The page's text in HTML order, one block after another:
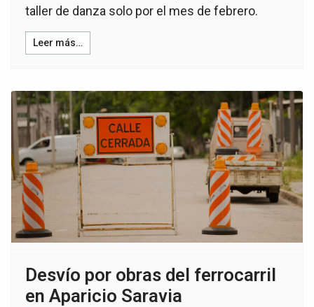
taller de danza solo por el mes de febrero.
Leer más…
Desvío por obras del ferrocarril
en Aparicio Saravia